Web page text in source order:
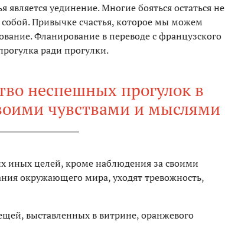
уединение. Многие бояться остаться не
Привычке счастья, которое мы можем
Фланирование в переводе с французского
ради прогулки.
неспешных прогулок в
чувствами и мыслями
иных целей, кроме наблюдения за своими
окружающего мира, уходят тревожность,
выставленных в витрине, оранжевого